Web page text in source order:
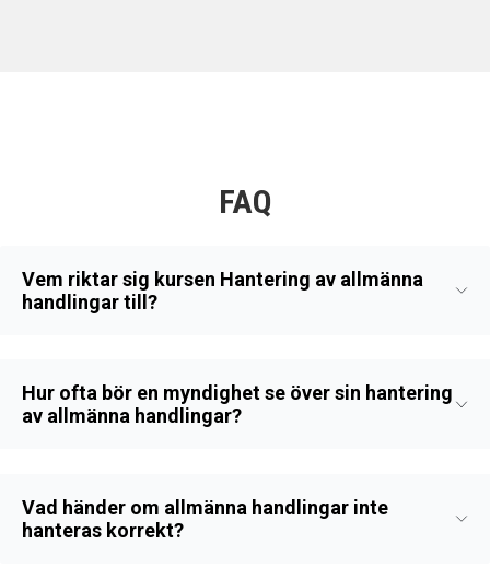
FAQ
Vem riktar sig kursen Hantering av allmänna
handlingar till?
Hur ofta bör en myndighet se över sin hantering
av allmänna handlingar?
Vad händer om allmänna handlingar inte
hanteras korrekt?